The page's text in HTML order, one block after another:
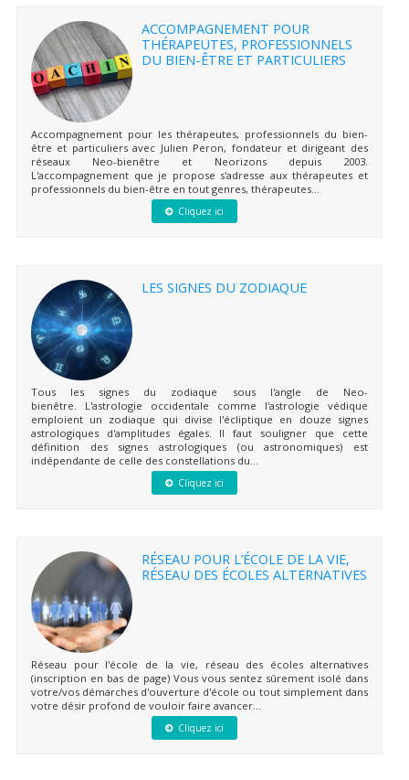
ACCOMPAGNEMENT POUR
THÉRAPEUTES, PROFESSIONNELS
DU BIEN-ÊTRE ET PARTICULIERS
Accompagnement pour les thérapeutes, professionnels du bien-
être et particuliers avec Julien Peron, fondateur et dirigeant des
réseaux Neo-bienêtre et Neorizons depuis 2003.
L'accompagnement que je propose s'adresse aux thérapeutes et
professionnels du bien-être en tout genres, thérapeutes...
Cliquez ici
LES SIGNES DU ZODIAQUE
Tous les signes du zodiaque sous l'angle de Neo-
bienêtre. L'astrologie occidentale comme l'astrologie védique
emploient un zodiaque qui divise l'écliptique en douze signes
astrologiques d'amplitudes égales. Il faut souligner que cette
définition des signes astrologiques (ou astronomiques) est
indépendante de celle des constellations du...
Cliquez ici
RÉSEAU POUR L’ÉCOLE DE LA VIE,
RÉSEAU DES ÉCOLES ALTERNATIVES
Réseau pour l'école de la vie, réseau des écoles alternatives
(inscription en bas de page) Vous vous sentez sûrement isolé dans
votre/vos démarches d'ouverture d'école ou tout simplement dans
votre désir profond de vouloir faire avancer...
Cliquez ici